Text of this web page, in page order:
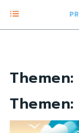
PR
Themen:
Themen: